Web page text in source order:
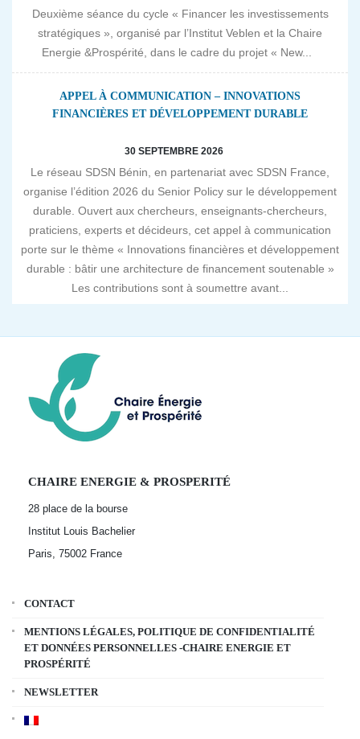
Deuxième séance du cycle « Financer les investissements
stratégiques », organisé par l’Institut Veblen et la Chaire
Energie &Prospérité, dans le cadre du projet « New...
APPEL À COMMUNICATION – INNOVATIONS
FINANCIÈRES ET DÉVELOPPEMENT DURABLE
30 SEPTEMBRE 2026
Le réseau SDSN Bénin, en partenariat avec SDSN France,
organise l’édition 2026 du Senior Policy sur le développement
durable. Ouvert aux chercheurs, enseignants-chercheurs,
praticiens, experts et décideurs, cet appel à communication
porte sur le thème « Innovations financières et développement
durable : bâtir une architecture de financement soutenable »
Les contributions sont à soumettre avant...
CHAIRE ENERGIE & PROSPERITÉ
28 place de la bourse
Institut Louis Bachelier
Paris, 75002 France
CONTACT
MENTIONS LÉGALES, POLITIQUE DE CONFIDENTIALITÉ
ET DONNÉES PERSONNELLES -CHAIRE ENERGIE ET
PROSPÉRITÉ
NEWSLETTER